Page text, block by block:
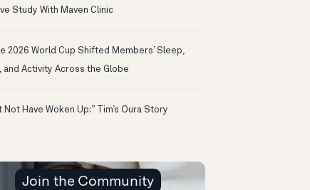
Study With Maven Clinic
2026 World Cup Shifted Members’ Sleep,
and Activity Across the Globe
Not Have Woken Up:” Tim’s Oura Story
Join the Community